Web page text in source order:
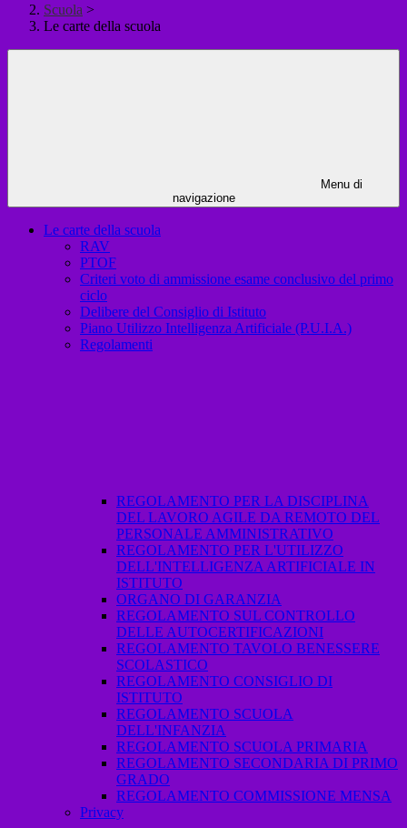
Scuola >
Le carte della scuola
Menu di
navigazione
Le carte della scuola
RAV
PTOF
Criteri voto di ammissione esame conclusivo del primo
ciclo
Delibere del Consiglio di Istituto
Piano Utilizzo Intelligenza Artificiale (P.U.I.A.)
Regolamenti
REGOLAMENTO PER LA DISCIPLINA
DEL LAVORO AGILE DA REMOTO DEL
PERSONALE AMMINISTRATIVO
REGOLAMENTO PER L'UTILIZZO
DELL'INTELLIGENZA ARTIFICIALE IN
ISTITUTO
ORGANO DI GARANZIA
REGOLAMENTO SUL CONTROLLO
DELLE AUTOCERTIFICAZIONI
REGOLAMENTO TAVOLO BENESSERE
SCOLASTICO
REGOLAMENTO CONSIGLIO DI
ISTITUTO
REGOLAMENTO SCUOLA
DELL'INFANZIA
REGOLAMENTO SCUOLA PRIMARIA
REGOLAMENTO SECONDARIA DI PRIMO
GRADO
REGOLAMENTO COMMISSIONE MENSA
Privacy